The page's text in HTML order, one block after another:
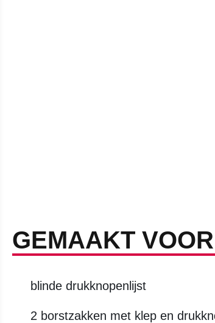
GEMAAKT
blinde drukknopenlijst
2 borstzakken met klep en